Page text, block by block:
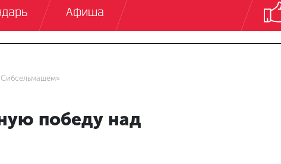
Афиша
победу над